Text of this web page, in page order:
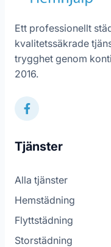
Ett professionellt
kvalitetssäkrade
trygghet genom
2016.
Tjänster
Alla tjänster
Hemstädning
Flyttstädning
Storstädning